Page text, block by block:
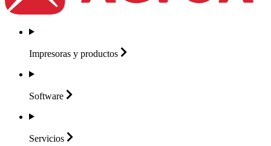
Impresoras y productos
Software
Servicios